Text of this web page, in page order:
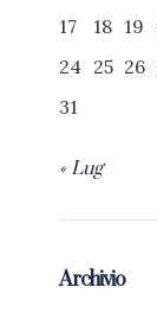
17
18 19
24 25 26
31
« Lug
Archivio